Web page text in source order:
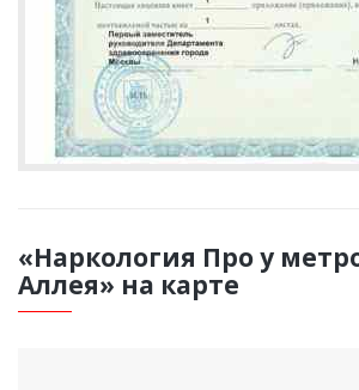
«Наркология Про у
Аллея» на карте